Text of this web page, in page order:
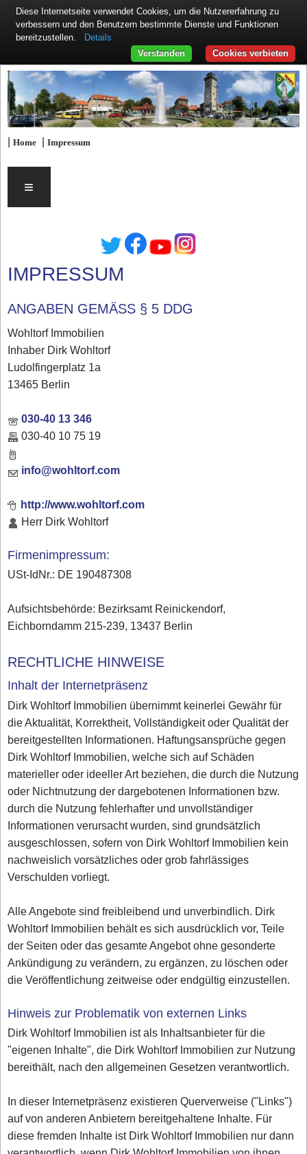
|Home |Impressum
≡
IMPRESSUM
ANGABEN GEMÄSS § 5 DDG
Wohltorf Immobilien
Inhaber Dirk Wohltorf
Ludolfingerplatz 1a
13465 Berlin
030-40 13 346
030-40 10 75 19
info@wohltorf.com
http://www.wohltorf.com
Herr Dirk Wohltorf
Firmenimpressum:
USt-IdNr.: DE 190487308
Aufsichtsbehörde: Bezirksamt Reinickendorf,
Eichborndamm 215-239, 13437 Berlin
RECHTLICHE HINWEISE
Inhalt der Internetpräsenz
Dirk Wohltorf Immobilien übernimmt keinerlei Gewähr für
die Aktualität, Korrektheit, Vollständigkeit oder Qualität der
bereitgestellten Informationen. Haftungsansprüche gegen
Dirk Wohltorf Immobilien, welche sich auf Schäden
materieller oder ideeller Art beziehen, die durch die Nutzung
oder Nichtnutzung der dargebotenen Informationen bzw.
durch die Nutzung fehlerhafter und unvollständiger
Informationen verursacht wurden, sind grundsätzlich
ausgeschlossen, sofern von Dirk Wohltorf Immobilien kein
nachweislich vorsätzliches oder grob fahrlässiges
Verschulden vorliegt.
Alle Angebote sind freibleibend und unverbindlich. Dirk
Wohltorf Immobilien behält es sich ausdrücklich vor, Teile
der Seiten oder das gesamte Angebot ohne gesonderte
Ankündigung zu verändern, zu ergänzen, zu löschen oder
die Veröffentlichung zeitweise oder endgültig einzustellen.
Hinweis zur Problematik von externen Links
Dirk Wohltorf Immobilien ist als Inhaltsanbieter für die
"eigenen Inhalte", die Dirk Wohltorf Immobilien zur Nutzung
bereithält, nach den allgemeinen Gesetzen verantwortlich.
In dieser Internetpräsenz existieren Querverweise ("Links")
auf von anderen Anbietern bereitgehaltene Inhalte. Für
diese fremden Inhalte ist Dirk Wohltorf Immobilien nur dann
Diese Internetseite verwendet Cookies, um die Nutzererfahrung zu
verbessern und den Benutzern bestimmte Dienste und Funktionen
bereitzustellen.
Details
Cookies verbieten
Verstanden